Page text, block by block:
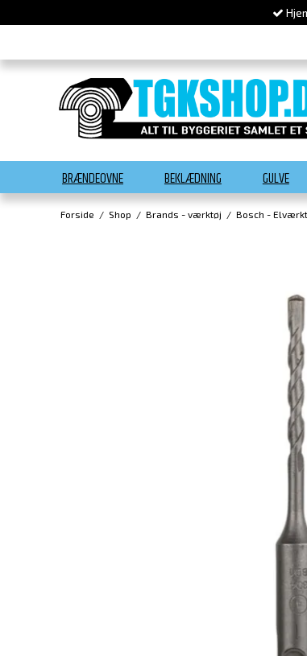
BRÆNDEOVNE BEKLÆDNING GULVE
Forside / Shop / Brands - værktøj / Bosch -